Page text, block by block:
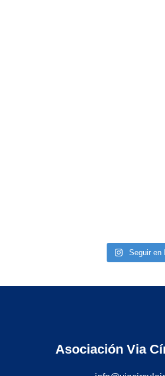
Seguir en
Asociación Via